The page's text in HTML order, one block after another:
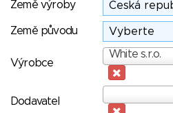
Země výroby
Země původu
Výrobce
White s.r.o.
Výrobce
Dodavatel